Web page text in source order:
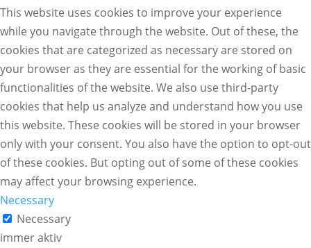
This website uses cookies to improve your experience
while you navigate through the website. Out of these, the
cookies that are categorized as necessary are stored on
your browser as they are essential for the working of basic
functionalities of the website. We also use third-party
cookies that help us analyze and understand how you use
this website. These cookies will be stored in your browser
only with your consent. You also have the option to opt-out
of these cookies. But opting out of some of these cookies
may affect your browsing experience.
Necessary
Necessary
immer aktiv